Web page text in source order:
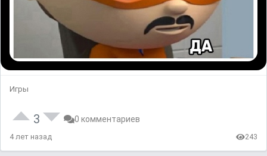
Игры
3 0 комментариев
4 лет назад 243